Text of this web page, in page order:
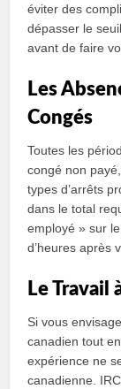
éviter des
dépasser le
avant de faire
Les
Congés
Toutes les
congé non
types d’arrêts
dans le total
employé » sur
d’heures après
Le Travail
Si vous
canadien tout
expérience ne
canadienne.